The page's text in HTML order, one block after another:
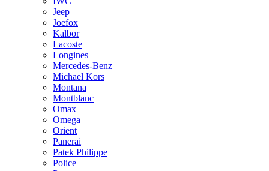
Jeep
Joefox
Kalbor
Lacoste
Longines
Mercedes-Benz
Michael Kors
Montana
Montblanc
Omax
Omega
Orient
Panerai
Patek Philippe
Police